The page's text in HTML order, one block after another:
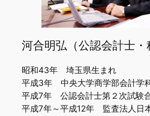
河合明弘（公認会計士・
昭和43年 埼玉県生まれ
平成3年 中央大学商学部会計学
平成7年 公認会計士第２次試験
平成7年～平成12年 監査法人日